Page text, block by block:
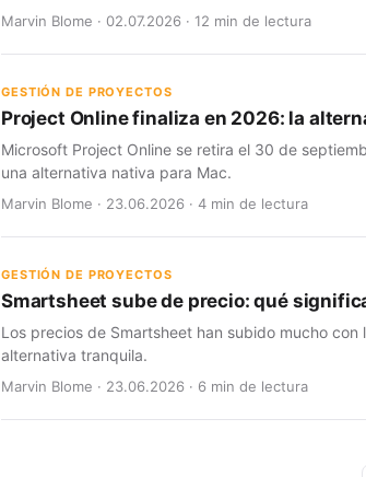
Marvin Blome · 02.07.2026 · 12 min de lectura
GESTIÓN DE PROYECTOS
Project Online finaliza en 2026: la
Microsoft Project Online se retira el 30 de
una alternativa nativa para Mac.
Marvin Blome · 23.06.2026 · 4 min de lectura
GESTIÓN DE PROYECTOS
Smartsheet sube de precio: qué
Los precios de Smartsheet han subido mucho
alternativa tranquila.
Marvin Blome · 23.06.2026 · 6 min de lectura